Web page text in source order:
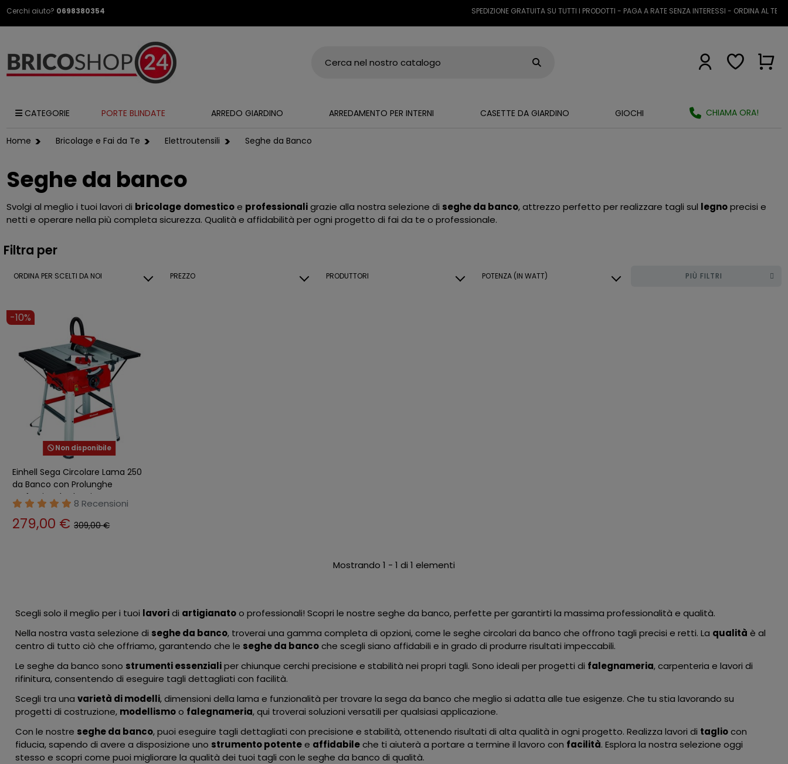
Cerchi aiuto? 0698380354 SPEDIZIONE GRATUITA SU TUTTI I PRODOTTI - PAGA A RATE SENZA INTERESSI - ORDINA AL
CATEGORIE PORTE BLINDATE ARREDO GIARDINO ARREDAMENTO PER INTERNI CASETTE DA GIARDINO GIOCHI CHIAMA ORA!
Home Bricolage e Fai da Te Elettroutensili Seghe da Banco
Seghe da banco
Svolgi al meglio i tuoi lavori di bricolage domesticoe professionaligrazie alla nostra selezione di seghe da banco, attrezzo perfetto per realizzare tagli sul legnoprecisi e
netti e operare nella più completa sicurezza. Qualità e affidabilità per ogni progetto di fai da te o professionale.
Filtra per
ORDINA PER SCELTI DA NOI PREZZO PRODUTTORI POTENZA (IN WATT) PIÙ FILTRI
-10%
Non disponibile
Einhell Sega Circolare Lama 250
da Banco con Prolunghe
Professionale Elettrica
8 Recensioni
279,00 €309,00 €
Mostrando 1 - 1 di 1 elementi
Scegli solo il meglio per i tuoi lavoridi artigianatoo professionali! Scopri le nostre seghe da banco, perfette per garantirti la massima professionalità e qualità.
Nella nostra vasta selezione di seghe da banco, troverai una gamma completa di opzioni, come le seghe circolari da banco che offrono tagli precisi e retti. La qualità è al
centro di tutto ciò che offriamo, garantendo che le seghe da bancoche scegli siano affidabili e in grado di produrre risultati impeccabili.
Le seghe da banco sono strumenti essenzialiper chiunque cerchi precisione e stabilità nei propri tagli. Sono ideali per progetti di falegnameria, carpenteria e lavori di
rifinitura, consentendo di eseguire tagli dettagliati con facilità.
Scegli tra unavarietà di modelli, dimensioni della lama e funzionalità per trovare la sega da banco che meglio si adatta alle tue esigenze. Che tu stia lavorando su
progetti di costruzione, modellismoo falegnameria, qui troverai soluzioni versatili per qualsiasi applicazione.
Con le nostre seghe da banco, puoi eseguire tagli dettagliati con precisione e stabilità, ottenendo risultati di alta qualità in ogni progetto. Realizza lavori di tagliocon
fiducia, sapendo di avere a disposizione uno strumento potentee affidabileche ti aiuterà a portare a termine il lavoro con facilità. Esplora la nostra selezione oggi
stesso e scopri come puoi migliorare la qualità dei tuoi tagli con le seghe da banco di qualità.